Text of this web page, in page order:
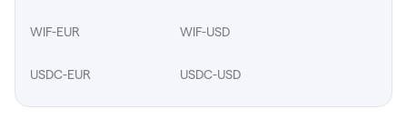
WIF-EUR WIF-USD
USDC-EUR USDC-USD